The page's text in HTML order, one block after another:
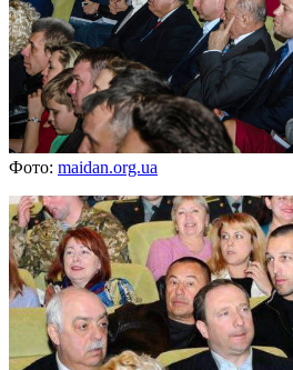
Фото: maidan.org.ua